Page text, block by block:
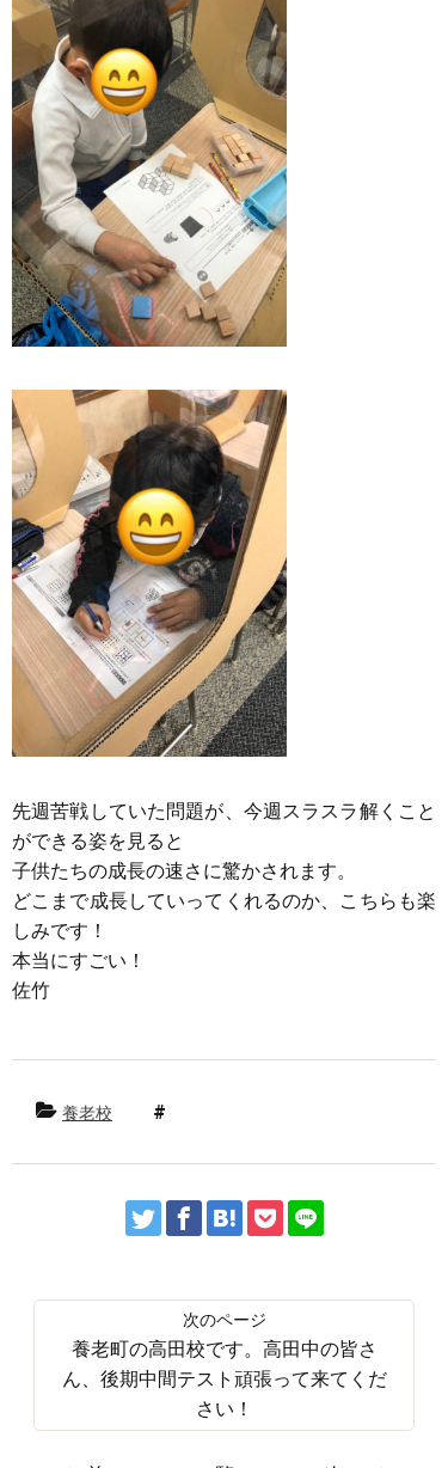
先週苦戦していた問題が、今週スラスラ解くこと
ができる姿を見ると
子供たちの成長の速さに驚かされます。
どこまで成長していってくれるのか、こちらも楽
しみです！
本当にすごい！
佐竹
養老校
養老町の高田校です。高田中の皆さ
ん、後期中間テスト頑張って来てくだ
さい！